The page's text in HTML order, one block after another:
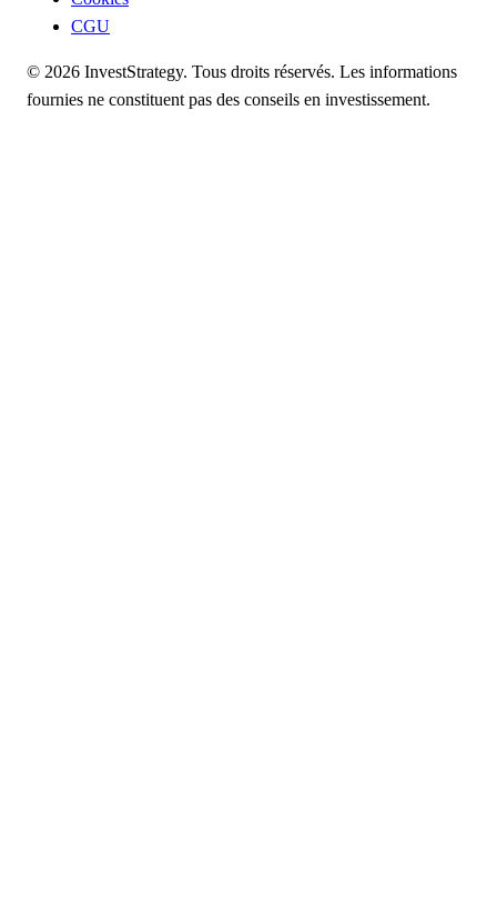
CGU
© 2026 InvestStrategy. Tous droits réservés. Les informations
fournies ne constituent pas des conseils en investissement.